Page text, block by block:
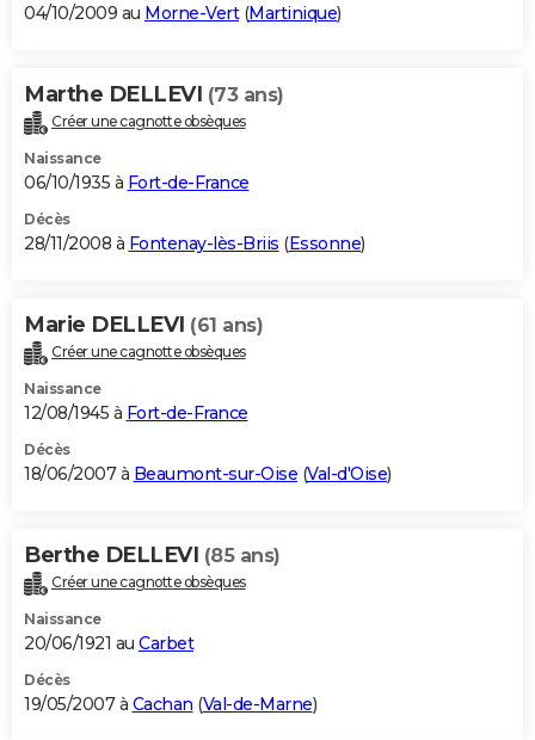
04/10/2009 au Morne-Vert(Martinique)
Marthe DELLEVI (73 ans)
Créer une cagnotte obsèques
Naissance
06/10/1935 à Fort-de-France
Décès
28/11/2008 à Fontenay-lès-Briis (Essonne)
Marie DELLEVI (61 ans)
Créer une cagnotte obsèques
Naissance
12/08/1945 à Fort-de-France
Décès
18/06/2007 à Beaumont-sur-Oise (Val-d'Oise)
Berthe DELLEVI (85 ans)
Créer une cagnotte obsèques
Naissance
20/06/1921 au Carbet
Décès
19/05/2007 à Cachan (Val-de-Marne)